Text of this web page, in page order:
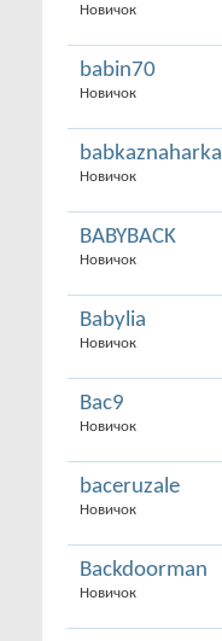
Новичок
babin70
Новичок
babkaznaharka
Новичок
BABYBACK
Новичок
Babylia
Новичок
Bac9
Новичок
baceruzale
Новичок
Backdoorman
Новичок